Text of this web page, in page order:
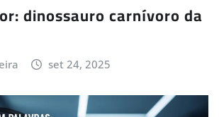
dinossauro carnívoro da
set 24, 2025